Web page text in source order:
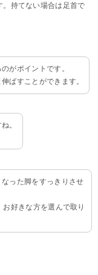
持てない場合は足首で
がポイントです。
ばすことができます。
。
った脚をすっきりさせ
好きな方を選んで取り